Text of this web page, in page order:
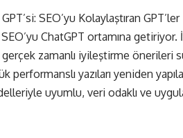
ChatGPT ortamına getiriyor.
zamanlı iyileştirme önerileri
performanslı yazıları yeniden
uyumlu, veri odaklı ve